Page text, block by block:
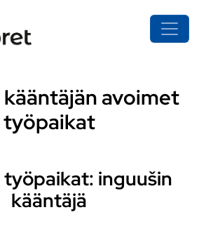
avoimet
työpaikat
inguušin
kääntäjä